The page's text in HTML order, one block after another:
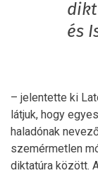
és
– jelentette ki
látjuk, hogy
haladónak
szemérmetlen
diktatúra között.